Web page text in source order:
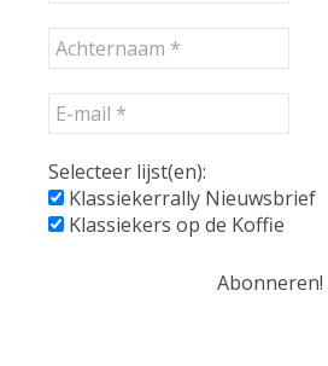
Selecteer lijst(en):
Klassiekerrally Nieuwsbrief
Klassiekers op de Koffie